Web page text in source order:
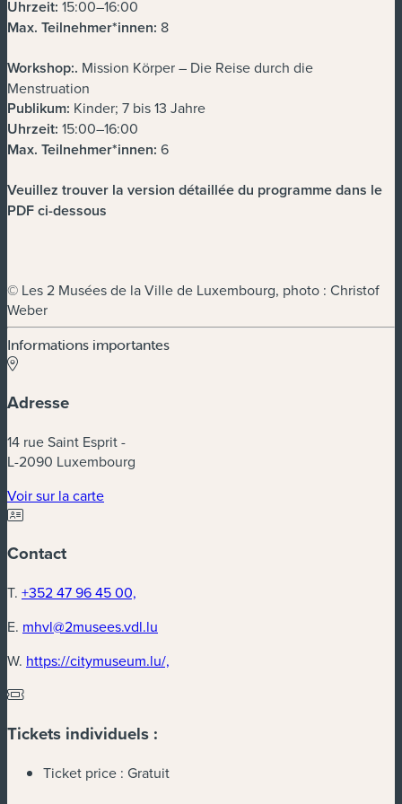
Uhrzeit: 15:00–16:00
Max. Teilnehmer*innen: 8
Workshop:. Mission Körper – Die Reise durch die
Menstruation
Publikum: Kinder; 7 bis 13 Jahre
Uhrzeit: 15:00–16:00
Max. Teilnehmer*innen: 6
Veuillez trouver la version détaillée du programme dans le
PDF ci-dessous
© Les 2 Musées de la Ville de Luxembourg, photo : Christof
Weber
Informations importantes
Adresse
14 rue Saint Esprit -
L-2090 Luxembourg
Voir sur la carte(nouvelle fenêtre)
Contact
T. +352 47 96 45 00,
E. mhvl@2musees.vdl.lu
W. https://citymuseum.lu/,
Tickets individuels :
Ticket price : Gratuit